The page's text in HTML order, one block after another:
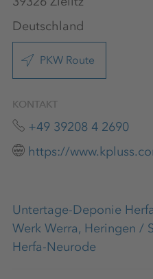
Deutschland
PKW Route
KONTAKT
+49 39208 4 2690
https://
Untertage-Deponie
Werk Werra, Heringen /
Herfa-Neurode